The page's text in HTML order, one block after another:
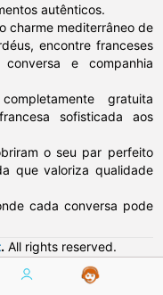
autênticos.
charme mediterrâneo de
encontre franceses
e companhia
gratuita
sofisticada aos
o seu par perfeito
que valoriza qualidade
cada conversa pode
. All rights reserved.